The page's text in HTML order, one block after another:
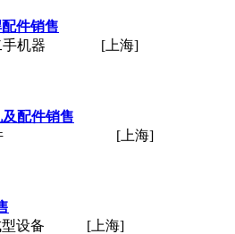
件销售
机器
[上海]
及配件销售
[上海]
设备
[上海]